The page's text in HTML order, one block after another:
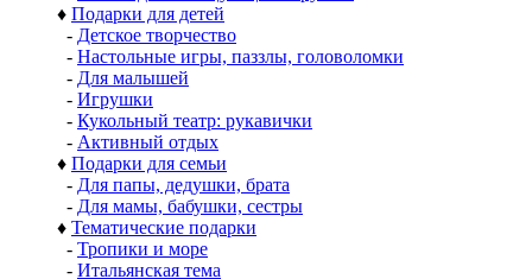
♦ Подарки для детей
- Детское творчество
- Настольные игры, паззлы, головоломки
- Для малышей
- Игрушки
- Кукольный театр: рукавички
- Активный отдых
♦ Подарки для семьи
- Для папы, дедушки, брата
- Для мамы, бабушки, сестры
♦ Тематические подарки
- Тропики и море
- Итальянская тема